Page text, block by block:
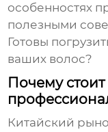
особенностях
полезными
Готовы
ваших волос?
Почему
Китайский